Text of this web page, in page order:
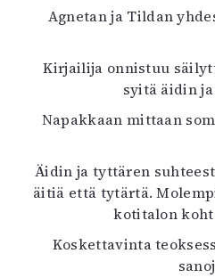
Agnetan ja Tildan
Kirjailija onnistuu
syitä äidin
Napakkaan mittaan
Äidin ja tyttären
äitiä että tytärtä.
kotitalon
Koskettavinta